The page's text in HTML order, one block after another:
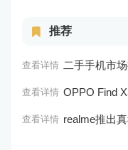
推荐
查看详情 二手手机市场推
查看详情 OPPO Find X3
查看详情 realme推出真我GT